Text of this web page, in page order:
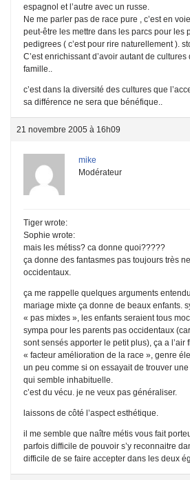
espagnol et l’autre avec un russe.
Ne me parler pas de race pure , c’est en
peut-être les mettre dans les parcs pour
pedigrees ( c’est pour rire naturellement ).
C’est enrichissant d’avoir autant de
famille..
c’est dans la diversité des cultures que
sa différence ne sera que bénéfique..
21 novembre 2005 à 16h09
mike
Modérateur
Tiger wrote:
Sophie wrote:
mais les métiss? ca donne quoi?????
ça donne des fantasmes pas toujours très
occidentaux.
ça me rappelle quelques arguments
mariage mixte ça donne de beaux enfants.
« pas mixtes », les enfants seraient tous
sympa pour les parents pas occidentaux
sont sensés apporter le petit plus), ça a l’air
« facteur amélioration de la race », genre
un peu comme si on essayait de trouver
qui semble inhabituelle.
c’est du vécu. je ne veux pas généraliser.
laissons de côté l’aspect esthétique.
il me semble que naître métis vous fait
parfois difficile de pouvoir s’y reconnaitre
difficile de se faire accepter dans les deux